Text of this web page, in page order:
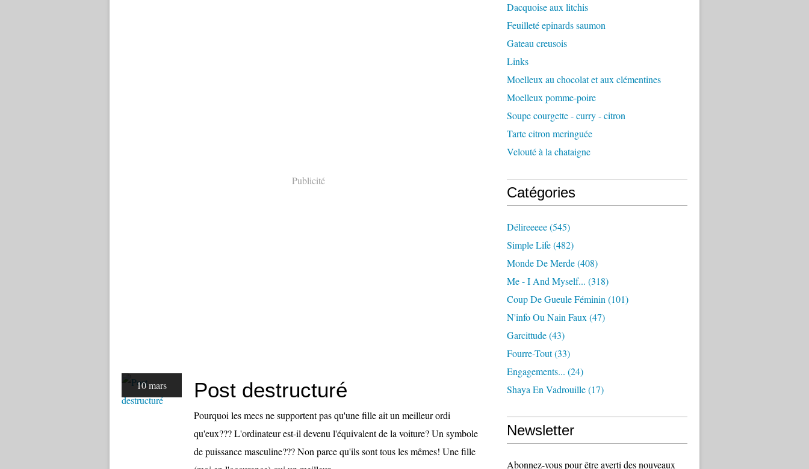
Publicité
10 mars Post destructuré
Pourquoi les mecs ne supportent pas qu'une fille ait un meilleur ordi
qu'eux??? L'ordinateur est-il devenu l'équivalent de la voiture? Un symbole
de puissance masculine??? Non parce qu'ils sont tous les mêmes! Une fille
Dacquoise aux litchis
Feuilleté epinards saumon
Gateau creusois
Links
Moelleux au chocolat et aux clémentines
Moelleux pomme-poire
Soupe courgette - curry - citron
Tarte citron meringuée
Velouté à la chataigne
Catégories
Délireeeee(545)
Simple Life(482)
Monde De Merde(408)
Me - I And Myself... (318)
Coup De Gueule Féminin (101)
N'info Ou Nain Faux (47)
Garcittude(43)
Fourre-Tout(33)
Engagements... (24)
Shaya En Vadrouille(17)
Newsletter
Abonnez-vous pour être averti des nouveaux